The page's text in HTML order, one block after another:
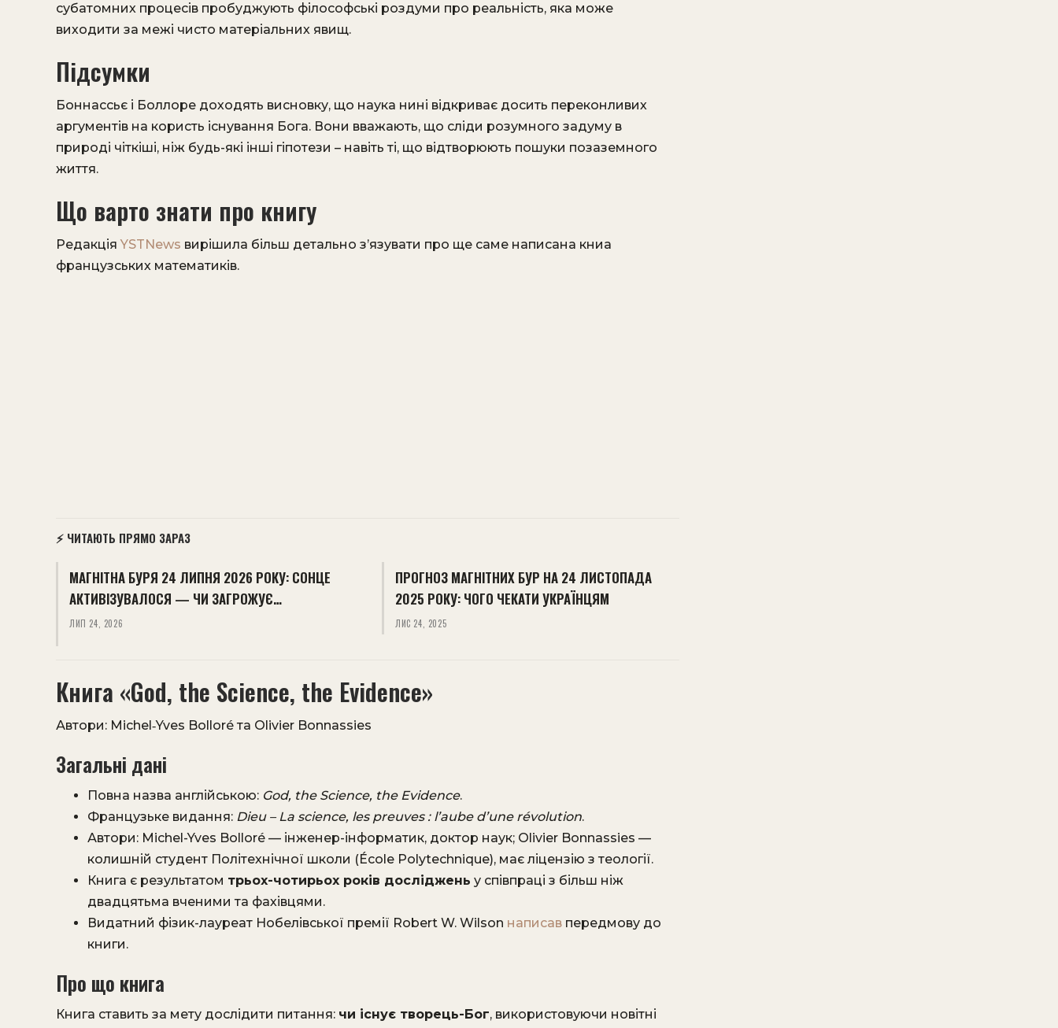
субатомних процесів пробуджують філософські роздуми про реальність, яка може
виходити за межі чисто матеріальних явищ.
Підсумки
Боннассьє і Боллоре доходять висновку, що наука нині відкриває досить переконливих
аргументів на користь існування Бога. Вони вважають, що сліди розумного задуму в
природі чіткіші, ніж будь-які інші гіпотези – навіть ті, що відтворюють пошуки позаземного
життя.
Що варто знати про книгу
Редакція YSTNews вирішила більш детально з’язувати про ще саме написана книа
французських математиків.
⚡ ЧИТАЮТЬ ПРЯМО ЗАРАЗ
МАГНІТНА БУРЯ 24 ЛИПНЯ 2026 РОКУ: СОНЦЕ
АКТИВІЗУВАЛОСЯ — ЧИ ЗАГРОЖУЄ…
ЛИП 24, 2026
ПРОГНОЗ МАГНІТНИХ БУР НА 24 ЛИСТОПАДА
2025 РОКУ: ЧОГО ЧЕКАТИ УКРАЇНЦЯМ
ЛИС 24, 2025
Книга «God, the Science, the Evidence»
Автори: Michel‑Yves Bolloré та Olivier Bonnassies
Загальні дані
Повна назва англійською: God, the Science, the Evidence.
Французьке видання: Dieu – La science, les preuves : l’aube d’une révolution.
Автори: Michel-Yves Bolloré — інженер-інформатик, доктор наук; Olivier Bonnassies —
колишній студент Політехнічної школи (École Polytechnique), має ліцензію з теології.
Книга є результатом трьох-чотирьох років досліджень у співпраці з більш ніж
двадцятьма вченими та фахівцями.
Видатний фізик-лауреат Нобелівської премії Robert W. Wilson написав передмову до
книги.
Про що книга
Книга ставить за мету дослідити питання: чи існує творець-Бог, використовуючи новітні